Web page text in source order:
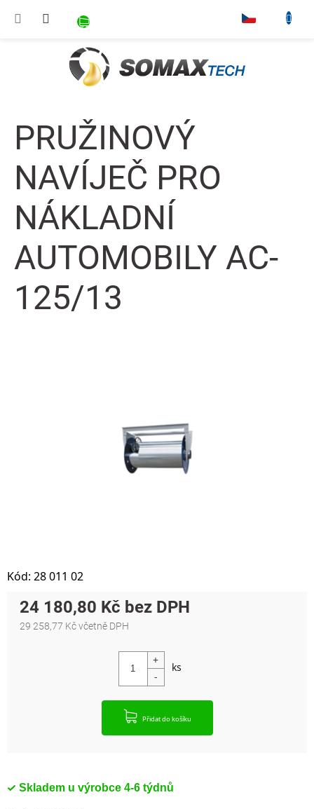
NÁKUPNÍ KOŠÍK
PRUŽINOVÝ
NAVÍJEČ PRO
NÁKLADNÍ
AUTOMOBILY AC-
125/13
Skladem u výrobce 4-6 týdnů
24 180,80 Kč
29 258,77 Kč včetně DPH
Přidat do košíku
Kód: 28 011 02